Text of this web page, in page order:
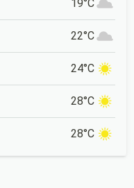
19°C
22°C
24°C
28°C
28°C